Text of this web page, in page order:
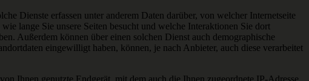
Dienste erfassen unter anderem Daten darüber, von welcher Internetseite
lange Sie unsere Seiten besucht und welche Interaktionen Sie dort
Außerdem können über einen solchen Dienst auch demographische
eingewilligt haben, können, je nach Anbieter, auch diese verarbeitet